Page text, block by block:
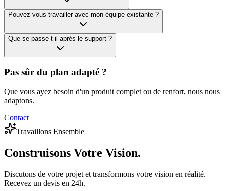
Pouvez-vous travailler avec mon équipe existante ?
Que se passe-t-il après le support ?
Pas sûr du plan adapté ?
Que vous ayez besoin d'un produit complet ou de renfort, nous nous
adaptons.
Contact
Travaillons Ensemble
Construisons Votre Vision.
Discutons de votre projet et transformons votre vision en réalité.
Recevez un devis en 24h.